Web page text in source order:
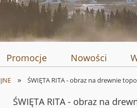
Promocje Nowości
» ŚWIĘTA RITA - obraz na drewnie
ŚWIĘTA RITA - obraz na